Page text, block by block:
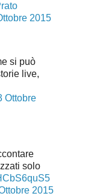
2015
si può
live,
Ottobre
solo
2015